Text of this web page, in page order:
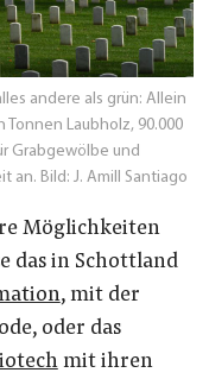
andere als grün: Allein
Laubholz, 90.000
Grabgewölbe und
an. Bild: J. Amill Santiago
Möglichkeiten
das in Schottland
, mitder
oder das
mit ihren